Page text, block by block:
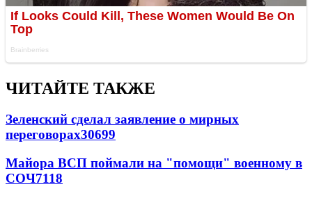
ЧИТАЙТЕ ТАКЖЕ
Зеленский сделал заявление о мирных
переговорах30699
Майора ВСП поймали на "помощи" военному в
СОЧ7118